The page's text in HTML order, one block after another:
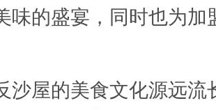
味的盛宴，同时也为加
屋的美食文化源远流